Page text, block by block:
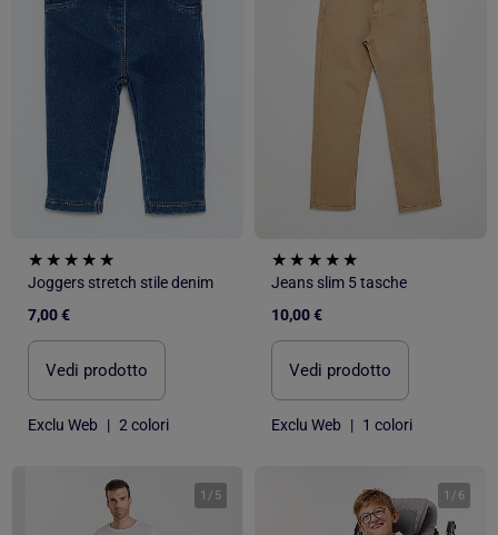
Joggers stretch stile denim
7,00 €
Vedi prodotto
Exclu Web | 2 colori
Jeans slim 5 tasche
10,00 €
Vedi prodotto
Exclu Web | 1 colori
1 / 5 1 / 6